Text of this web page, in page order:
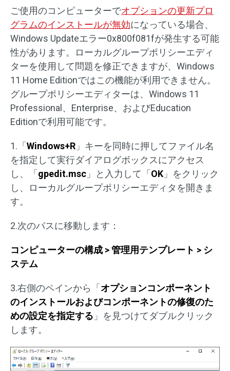
ご使用のコンピューターでオプションの更新プロ
グラムのインストールが無効になっている場合、
Windows Updateエラー0x800f081fが発生する可能
性があります。ローカルグループポリシーエディ
ターを使用して問題を修正できますが、Windows
11 Home Editionではこの機能が利用できません。
グループポリシーエディターは、Windows 11
Professional、Enterprise、およびEducation
Editionで利用可能です。
1.「 Windows+R 」キーを同時に押してファイル名
を指定して実行ダイアログボックスにアクセス
し、「 gpedit.msc 」と入力して「 OK 」をクリック
し、ローカルグループポリシーエディタを開きま
す。
2.次のパスに移動します：
コンピューターの構成 > 管理用テンプレート > シ
ステム
3.右側のペインから「 オプションコンポーネント
のインストールおよびコンポーネントの修復のた
めの設定を指定する 」を見つけてダブルクリック
します。